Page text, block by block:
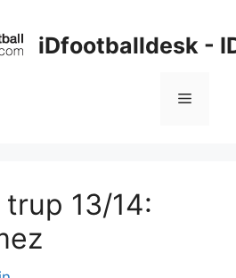
iDfootballdesk -
Menu
13/14: